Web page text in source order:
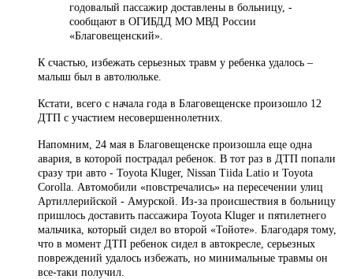
годовалый пассажир доставлены в больницу, -
сообщают в ОГИБДД МО МВД России
«Благовещенский».
К счастью, избежать серьезных травм у ребенка удалось –
малыш был в автолюльке.
Кстати, всего с начала года в Благовещенске произошло 12
ДТП с участием несовершеннолетних.
Напомним, 24 мая в Благовещенске произошла еще одна
авария, в которой пострадал ребенок. В тот раз в ДТП попали
сразу три авто - Toyota Kluger, Nissan Tiida Latio и Toyota
Corolla. Автомобили «повстречались» на пересечении улиц
Артиллерийской - Амурской. Из-за происшествия в больницу
пришлось доставить пассажира Toyota Kluger и пятилетнего
мальчика, который сидел во второй «Тойоте». Благодаря тому,
что в момент ДТП ребенок сидел в автокресле, серьезных
повреждений удалось избежать, но минимальные травмы он
все-таки получил.